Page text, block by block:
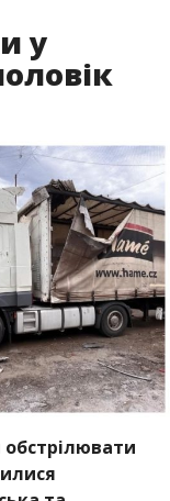
та
бив
посиланням на
Базилюка.